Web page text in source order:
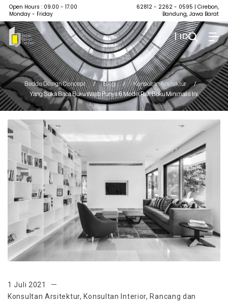
Open Hours : 09.00 - 17.00
Monday - Friday
62812 - 2262 - 0595 | Cirebon,
Bandung, Jawa Barat
| ID
Beddo Design Concept / Blog / Konsultan Arsitektur
/
Yang Suka Baca Buku Wajib Punya 6 Model Rak Buku Minimalis Ini.
1 Juli 2021
Konsultan Arsitektur, Konsultan Interior, Rancang dan